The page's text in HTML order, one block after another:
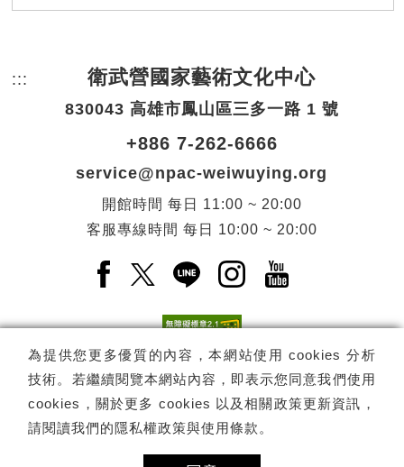
為提供您更多優質的內容，本網站使用 cookies 分析
技術。若繼續閱覽本網站內容，即表示您同意我們使用
cookies，關於更多 cookies 以及相關政策更新資訊，
請閱讀我們的隱私權政策與使用條款 。
::: 頁尾網站資訊。
衛武營國家藝術文化中心
830043 高雄市鳳山區三多一路 1 號
+886 7-262-6666
service@npac-weiwuying.org
開館時間 每日
11:00 ~ 20:00
客服專線時間 每日 10:00 ~ 20:00
Facebook(另開新視窗)
X(另開新視窗)
LINE(另開新視窗)
Instagram(另開新視
YouTube(另開
電子報訂閱 訂閱
Copyright © 國家表演藝術中心 -衛武營國家藝術文化中心